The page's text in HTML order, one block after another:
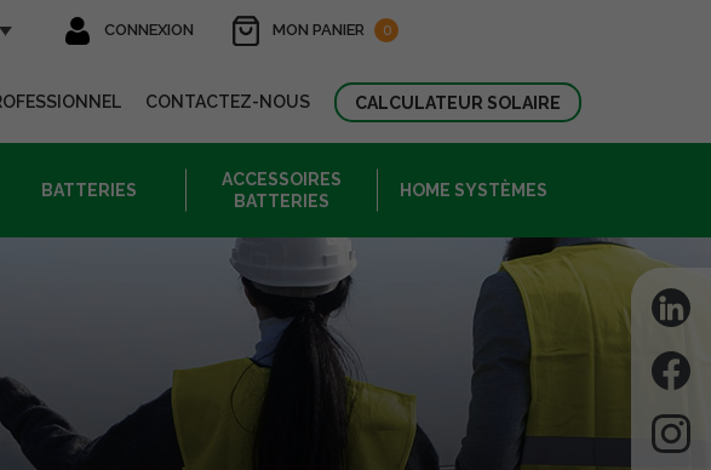
CONNEXION MON PANIER 0
CONTACTEZ-NOUS CALCULATEUR SOLAIRE
BATTERIES
ACCESSOIRES
BATTERIES
HOME SYSTÈMES